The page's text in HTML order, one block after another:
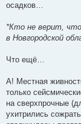
осадков…
*Кто не верит,
в Новгородской
Что ещё…
А! Местная
только
на сверхпрочные
ухитрились